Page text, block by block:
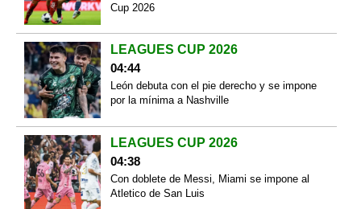
Cup 2026
LEAGUES CUP 2026
04:44
León debuta con el pie derecho y se impone
por la mínima a Nashville
LEAGUES CUP 2026
04:38
Con doblete de Messi, Miami se impone al
Atletico de San Luis